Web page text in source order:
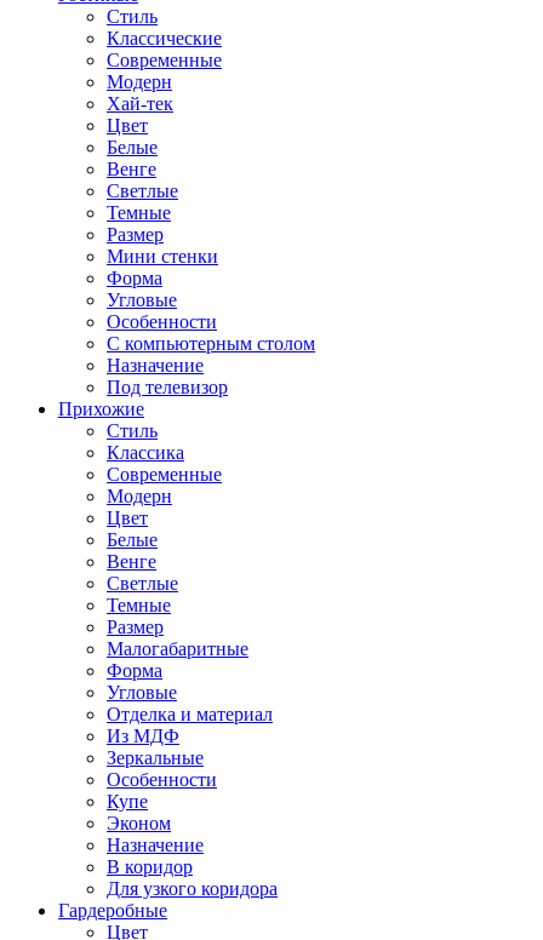
Стиль
Классические
Современные
Модерн
Хай-тек
Цвет
Белые
Венге
Светлые
Темные
Размер
Мини стенки
Форма
Угловые
Особенности
С компьютерным столом
Назначение
Под телевизор
Прихожие
Стиль
Классика
Современные
Модерн
Цвет
Белые
Венге
Светлые
Темные
Размер
Малогабаритные
Форма
Угловые
Отделка и материал
Из МДФ
Зеркальные
Особенности
Купе
Эконом
Назначение
В коридор
Для узкого коридора
Гардеробные
Цвет